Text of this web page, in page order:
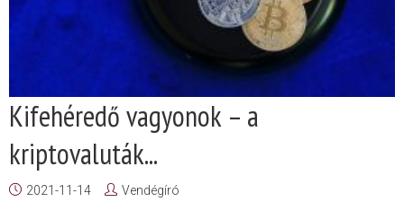
Kifehéredő vagyonok – a
kriptovaluták...
2021-11-14 Vendégíró